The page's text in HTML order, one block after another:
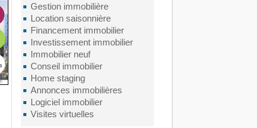
Gestion immobilière
Location saisonnière
Financement immobilier
Investissement immobilier
Immobilier neuf
Conseil immobilier
Home staging
Annonces immobilières
Logiciel immobilier
Visites virtuelles